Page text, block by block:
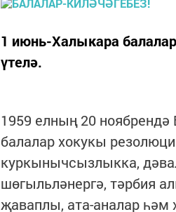
1 июнь-Халыкара
үтелә.
1959 елның 20
балалар хокукы
куркынычсызлыкка,
шөгыльләнергә, тәрбия
җаваплы, ата-аналар